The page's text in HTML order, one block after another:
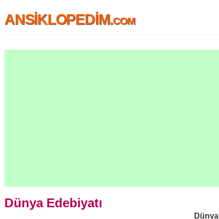
ANSİKLOPEDİM.com
Dünya Edebiyatı